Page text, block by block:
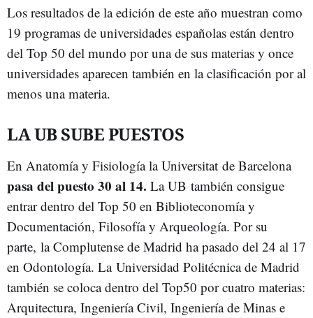
Los resultados de la edición de este año muestran como
19 programas de universidades españolas están dentro
del Top 50 del mundo por una de sus materias y once
universidades aparecen también en la clasificación por al
menos una materia.
LA UB SUBE PUESTOS
En Anatomía y Fisiología la Universitat de Barcelona
pasa del puesto 30 al 14. La UB también consigue
entrar dentro del Top 50 en Biblioteconomía y
Documentación, Filosofía y Arqueología. Por su
parte, la Complutense de Madrid ha pasado del 24 al 17
en Odontología. La Universidad Politécnica de Madrid
también se coloca dentro del Top50 por cuatro materias:
Arquitectura, Ingeniería Civil, Ingeniería de Minas e